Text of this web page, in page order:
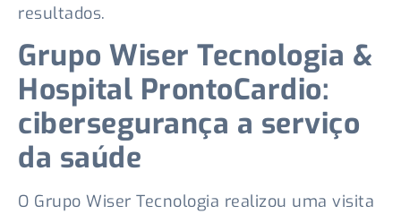
resultados.
Grupo Wiser Tecnologia &
Hospital ProntoCardio:
cibersegurança a serviço
da saúde
O Grupo Wiser Tecnologia realizou uma visita